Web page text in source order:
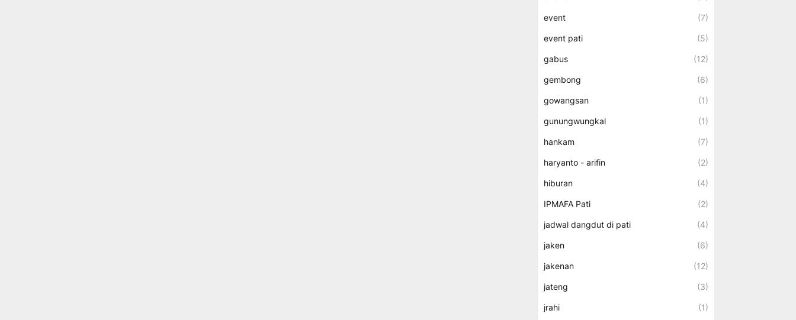
event (7)
event pati (5)
gabus (12)
gembong (6)
gowangsan (1)
gunungwungkal (1)
hankam (7)
haryanto - arifin (2)
hiburan (4)
IPMAFA Pati (2)
jadwal dangdut di pati (4)
jaken (6)
jakenan (12)
jateng (3)
jrahi (1)